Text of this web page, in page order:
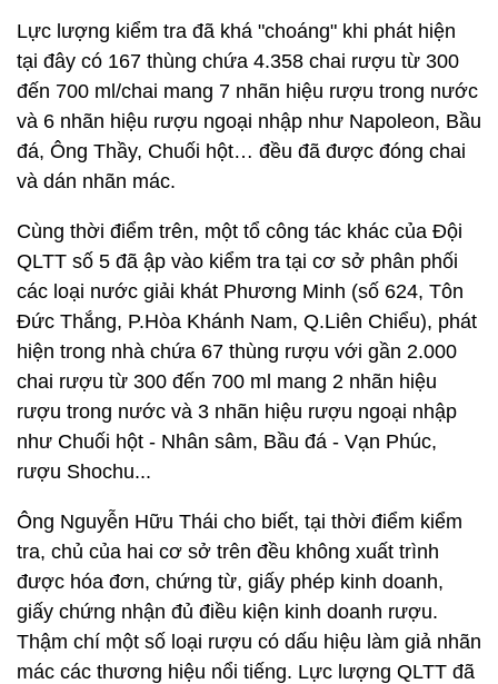
Lực lượng kiểm tra đã khá "choáng" khi phát hiện
tại đây có 167 thùng chứa 4.358 chai rượu từ 300
đến 700 ml/chai mang 7 nhãn hiệu rượu trong nước
và 6 nhãn hiệu rượu ngoại nhập như Napoleon, Bầu
đá, Ông Thầy, Chuối hột… đều đã được đóng chai
và dán nhãn mác.
Cùng thời điểm trên, một tổ công tác khác của Đội
QLTT số 5 đã ập vào kiểm tra tại cơ sở phân phối
các loại nước giải khát Phương Minh (số 624, Tôn
Đức Thắng, P.Hòa Khánh Nam, Q.Liên Chiểu), phát
hiện trong nhà chứa 67 thùng rượu với gần 2.000
chai rượu từ 300 đến 700 ml mang 2 nhãn hiệu
rượu trong nước và 3 nhãn hiệu rượu ngoại nhập
như Chuối hột - Nhân sâm, Bầu đá - Vạn Phúc,
rượu Shochu...
Ông Nguyễn Hữu Thái cho biết, tại thời điểm kiểm
tra, chủ của hai cơ sở trên đều không xuất trình
được hóa đơn, chứng từ, giấy phép kinh doanh,
giấy chứng nhận đủ điều kiện kinh doanh rượu.
Thậm chí một số loại rượu có dấu hiệu làm giả nhãn
mác các thương hiệu nổi tiếng. Lực lượng QLTT đã